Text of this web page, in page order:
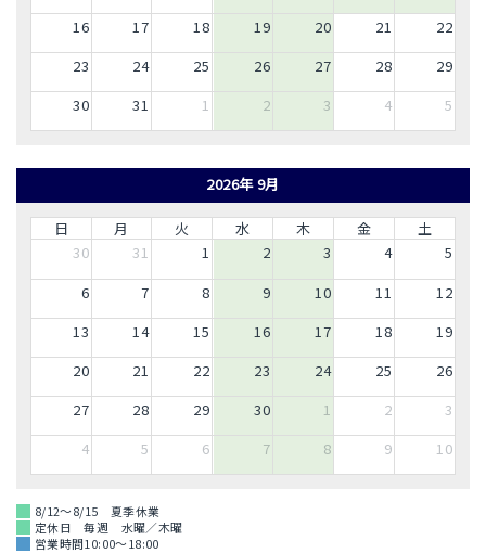
16
17 18 19 20 21
22
23
24 25 26 27 28
29
30
31 1 2 3 4 5
2026年 9月
日 月 火 水 木 金
土
30
31 1 2 3 4
5
6
7 8 9 10 11
12
13
14 15 16 17 18
19
20
21 22 23 24 25
26
27
28 29 30 1 2
3
4
5 6 7 8 9 10
8/12～8/15 夏季休業
定休日 毎週 水曜／木曜
営業時間10:00～18:00